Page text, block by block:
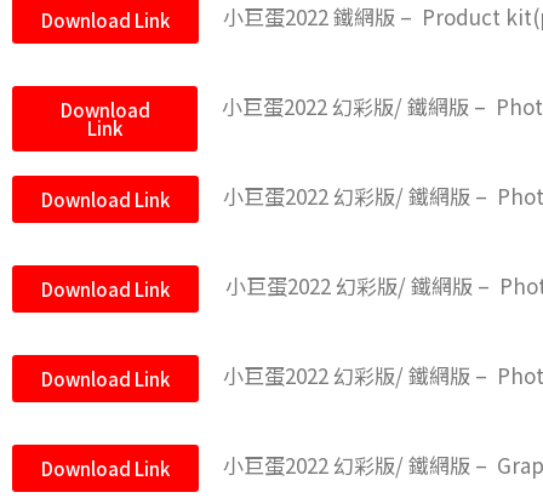
Download Link 小巨蛋2022 鐵網版 – Product
Download
Link
小巨蛋2022 幻彩版/ 鐵網版 –
Download Link 小巨蛋2022 幻彩版/ 鐵網版 –
Download Link 小巨蛋2022 幻彩版/ 鐵網版 –
Download Link 小巨蛋2022 幻彩版/ 鐵網版 –
Download Link 小巨蛋2022 幻彩版/ 鐵網版 –